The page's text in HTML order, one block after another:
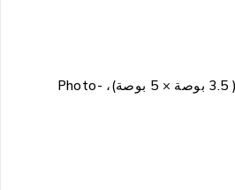
A4، LTR، EXE، A3، LGR، B5(JIS)، LGL، Folio، A5، B6(JIS)، A6، صورة (4 بوصة × 6 بوصة)، بطاقة الفهرسة (5 بوصة × 8 بوصة)، صورة-L( 3.5 بوصة × 5 بوصة)، Photo-